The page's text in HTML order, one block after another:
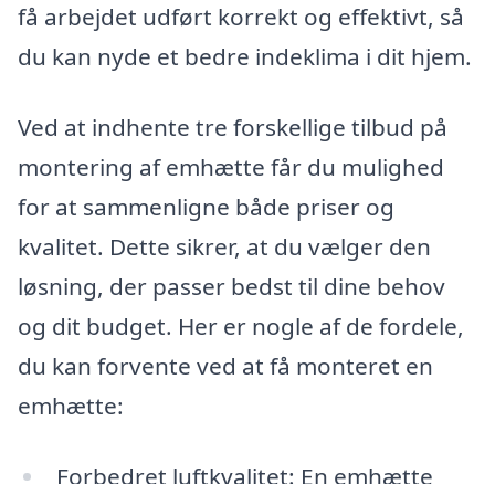
få arbejdet udført korrekt og effektivt, så
du kan nyde et bedre indeklima i dit hjem.
Ved at indhente tre forskellige tilbud på
montering af emhætte får du mulighed
for at sammenligne både priser og
kvalitet. Dette sikrer, at du vælger den
løsning, der passer bedst til dine behov
og dit budget. Her er nogle af de fordele,
du kan forvente ved at få monteret en
emhætte:
Forbedret luftkvalitet: En emhætte